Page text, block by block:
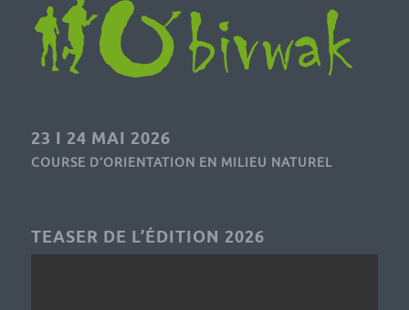
23 I 24 MAI 2026
COURSE D’ORIENTATION EN MILIEU NATUREL
TEASER DE L’ÉDITION 2026